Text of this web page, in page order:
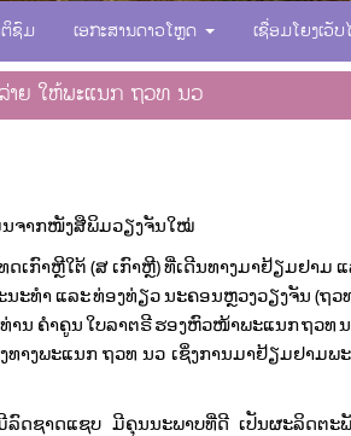
ຊົມ ເອກະສານດາວໂຫຼດ ເຊື່ອມໂຍງເວັບ
າຍ ໃຫ້ພະແນກ ຖວທ ນວ
ນໃໝ່
ເກົາຫຼີໃຕ້ (ສ ເກົາຫຼີ) ທີ່ເດີນທາງມາຢ້ຽມຢາມ
ທຳ ແລະ ທ່ອງທ່ຽວ ນະຄອນຫຼວງວຽງຈັນ (ຖວ
ານ ຄຳຄູນ ໃບລາຕຣີ ຮອງຫົວໜ້າພະແນກ ຖວທ
ທາງພະແນກ ຖວທ ນວ ເຊິ່ງການມາຢ້ຽມຢາມພ
ລົດຊາດແຊບ ມີຄຸນນະພາບທີ່ດີ ເປັນຜະລິດຕະ